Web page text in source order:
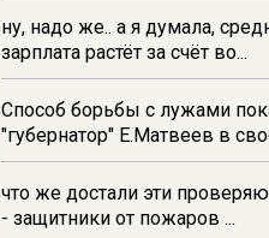
ну, надо же.. а я думала,
зарплата растёт за счёт во...
Способ борьбы с лужами
"губернатор" Е.Матвеев в
что же достали эти
- защитники от пожаров ...